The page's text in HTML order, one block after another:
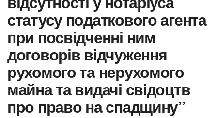
статусу податкового агента
при посвідченні ним
договорів відчуження
рухомого та нерухомого
майна та видачі свідоцтв
про право на спадщину”